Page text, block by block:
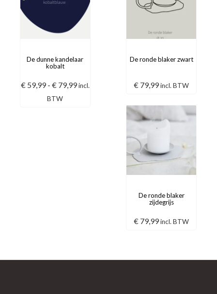
De dunne kandelaar
kobalt
€ 59,99 - € 79,99Prijsklasse:
incl.
BTW
De ronde blaker zwart
€ 79,99incl. BTW
De ronde blaker
zijdegrijs
€ 79,99incl. BTW